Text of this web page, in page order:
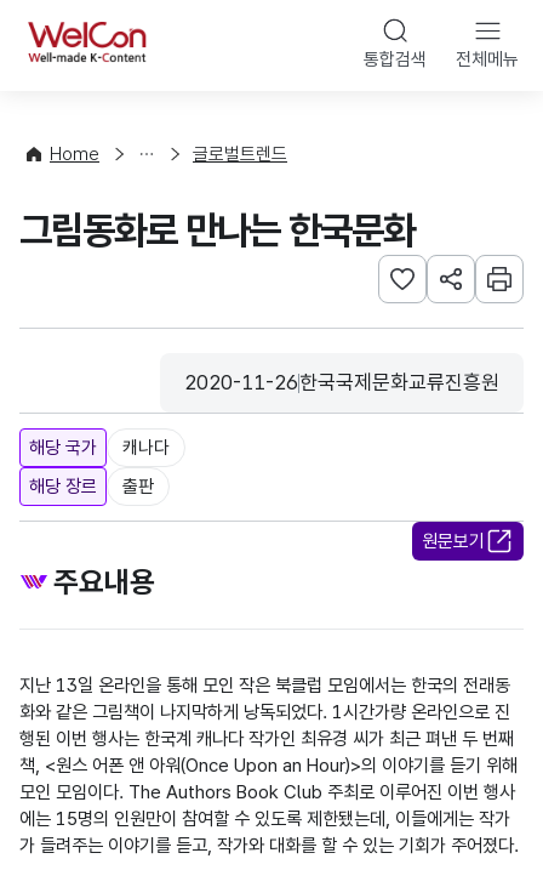
WelCon 통합검색 전체메뉴
Home
향
계
글로벌트렌드
그림동화로 만나는 한국문화
관심사 등록하기
URL 공유하
인쇄
등록일
2020-11-26
수집기관
한국국제문화교류진흥원
해당 국가
캐나다
해당 장르
출판
원문보기
주요내용
지난 13일 온라인을 통해 모인 작은 북클럽 모임에서는 한국의 전래동
화와 같은 그림책이 나지막하게 낭독되었다. 1시간가량 온라인으로 진
행된 이번 행사는 한국계 캐나다 작가인 최유경 씨가 최근 펴낸 두 번째
책, <원스 어폰 앤 아워(Once Upon an Hour)>의 이야기를 듣기 위해
모인 모임이다. The Authors Book Club 주최로 이루어진 이번 행사
에는 15명의 인원만이 참여할 수 있도록 제한됐는데, 이들에게는 작가
가 들려주는 이야기를 듣고, 작가와 대화를 할 수 있는 기회가 주어졌다.